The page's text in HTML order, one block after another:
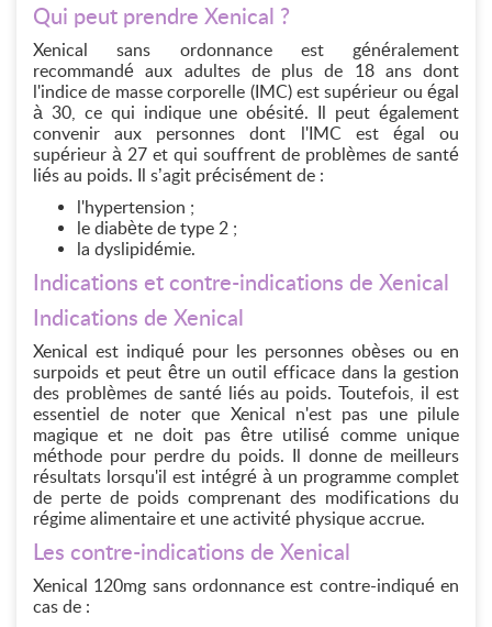
Qui peut prendre Xenical ?
Xenical sans ordonnance est généralement
recommandé aux adultes de plus de 18 ans dont
l'indice de masse corporelle (IMC) est supérieur ou égal
à 30, ce qui indique une obésité. Il peut également
convenir aux personnes dont l'IMC est égal ou
supérieur à 27 et qui souffrent de problèmes de santé
liés au poids. Il s’agit précisément de :
l'hypertension ;
le diabète de type 2 ;
la dyslipidémie.
Indications et contre-indications de Xenical
Indications de Xenical
Xenical est indiqué pour les personnes obèses ou en
surpoids et peut être un outil efficace dans la gestion
des problèmes de santé liés au poids. Toutefois, il est
essentiel de noter que Xenical n'est pas une pilule
magique et ne doit pas être utilisé comme unique
méthode pour perdre du poids. Il donne de meilleurs
résultats lorsqu'il est intégré à un programme complet
de perte de poids comprenant des modifications du
régime alimentaire et une activité physique accrue.
Les contre-indications de Xenical
Xenical 120mg sans ordonnance est contre-indiqué en
cas de :